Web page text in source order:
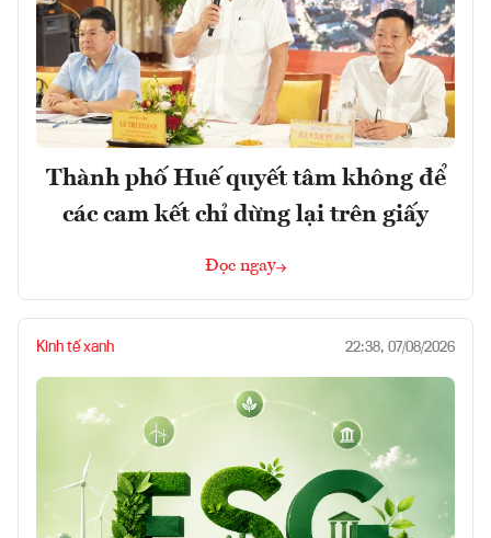
Thành phố Huế quyết tâm không để
các cam kết chỉ dừng lại trên giấy
Đọc ngay
Kinh tế xanh 22:38, 07/08/2026